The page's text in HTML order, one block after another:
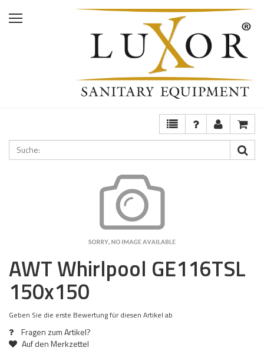
Home
AWT Whirlpool GE116TSL
150x150
Geben Sie die erste Bewertung für diesen Artikel ab
Fragen zum Artikel?
Auf den Merkzettel